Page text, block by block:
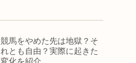
競馬をやめた先は地獄？そ
れとも自由？実際に起きた
変化を紹介